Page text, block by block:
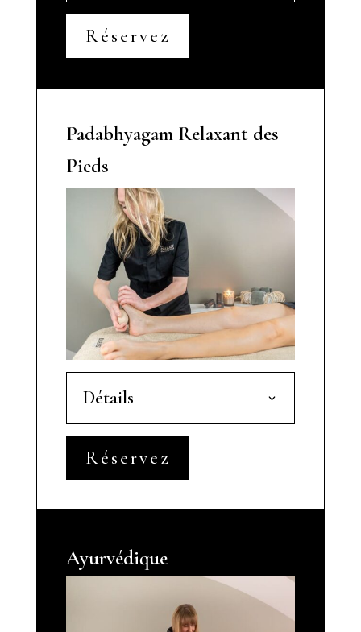
Réservez
Padabhyagam Relaxant des
Pieds
Détails
Réservez
Ayurvédique